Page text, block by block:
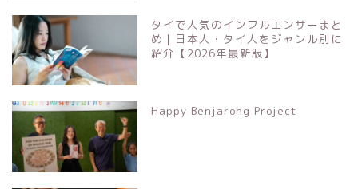
タイで人気のインフルエンサーまと
め｜日本人・タイ人をジャンル別に
紹介【2026年最新版】
Happy Benjarong Project